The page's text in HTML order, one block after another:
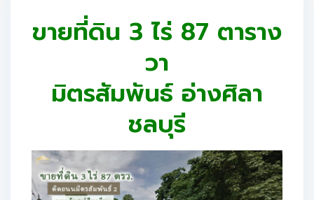
ขายที่ดิน 3 ไร่ 87 ตาราง
วา
มิตรสัมพันธ์ อ่างศิลา
ชลบุรี